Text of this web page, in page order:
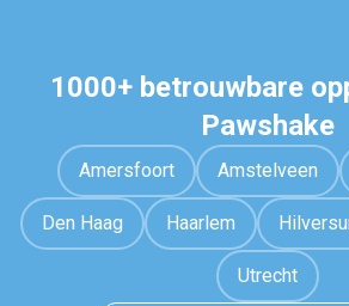
1000+ betrouwbare
Pawshake
Amersfoort Amstelveen
Den Haag Haarlem
Utrecht